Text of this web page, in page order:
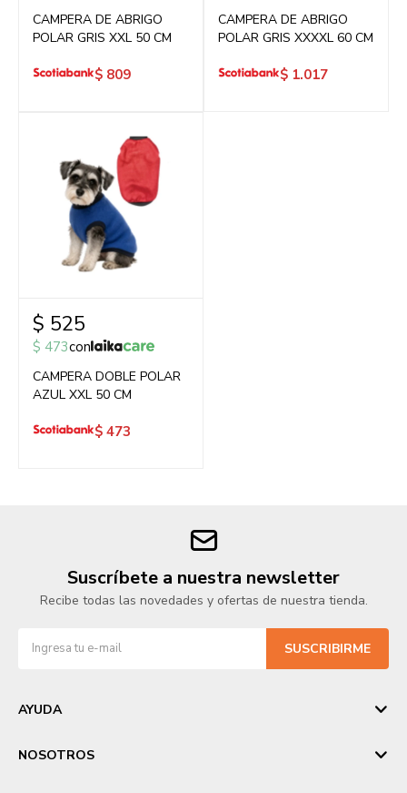
CAMPERA DE ABRIGO
POLAR GRIS XXL 50 CM
$ 809
CAMPERA DE ABRIGO
POLAR GRIS XXXXL 60 CM
$ 1.017
$ 525
$ 473con
CAMPERA DOBLE POLAR
AZUL XXL 50 CM
$ 473
Suscríbete a nuestra newsletter
Recibe todas las novedades y ofertas de nuestra tienda.
SUSCRIBIRME
AYUDA
NOSOTROS